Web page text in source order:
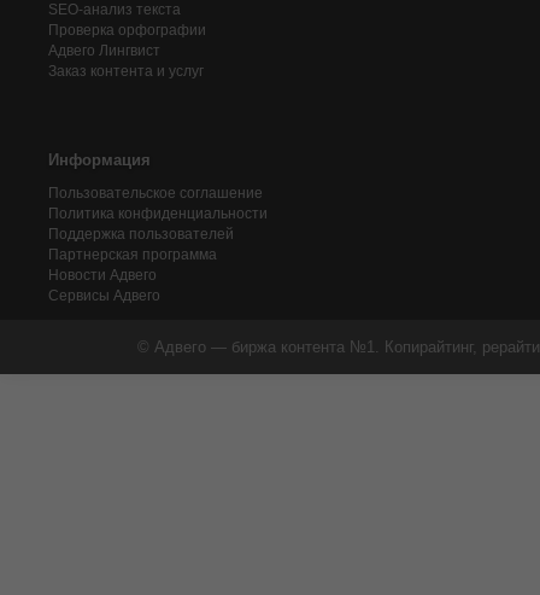
SEO-анализ текста
Проверка орфографии
Адвего Лингвист
Заказ контента и услуг
Информация
Пользовательское соглашение
Политика конфиденциальности
Поддержка пользователей
Партнерская программа
Новости Адвего
Сервисы Адвего
© Адвего — биржа контента №1. Копирайтинг,